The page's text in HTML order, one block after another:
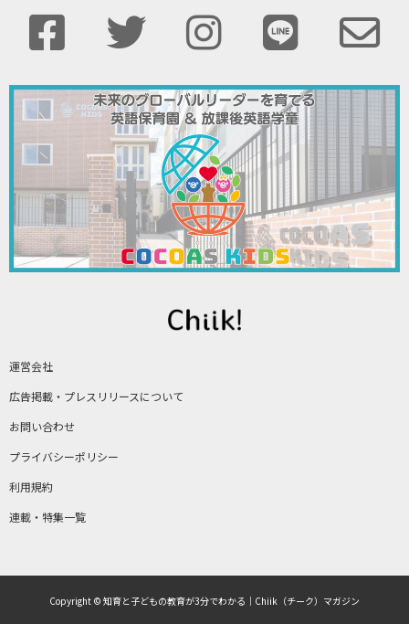
運営会社
広告掲載・プレスリリースについて
お問い合わせ
プライバシーポリシー
利用規約
連載・特集一覧
Copyright © 知育と子どもの教育が3分でわかる｜Chiik（チーク）マガジン